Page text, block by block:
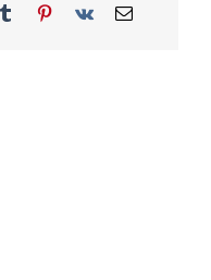
TumblrPinterest
Vk Email